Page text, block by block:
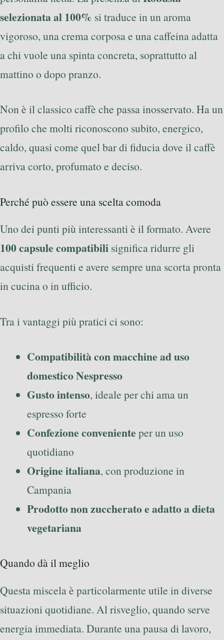
selezionata al 100% si traduce in un aroma
vigoroso, una crema corposa e una caffeina adatta
a chi vuole una spinta concreta, soprattutto al
mattino o dopo pranzo.
Non è il classico caffè che passa inosservato. Ha un
profilo che molti riconoscono subito, energico,
caldo, quasi come quel bar di fiducia dove il caffè
arriva corto, profumato e deciso.
Perché può essere una scelta comoda
Uno dei punti più interessanti è il formato. Avere
100 capsule compatibili significa ridurre gli
acquisti frequenti e avere sempre una scorta pronta
in cucina o in ufficio.
Tra i vantaggi più pratici ci sono:
Compatibilità con macchine ad uso
domestico Nespresso
Gusto intenso, ideale per chi ama un
espresso forte
Confezione conveniente per un uso
quotidiano
Origine italiana, con produzione in
Campania
Prodotto non zuccherato e adatto a dieta
vegetariana
Quando dà il meglio
Questa miscela è particolarmente utile in diverse
situazioni quotidiane. Al risveglio, quando serve
energia immediata. Durante una pausa di lavoro,